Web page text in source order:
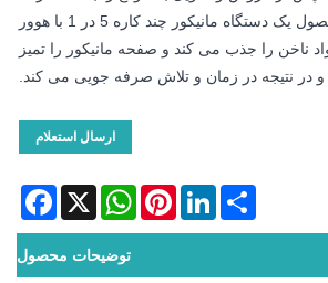
خواهیم داد. این محصول یک دستگاه مانیکور چند کاره 5 در 1 با هوور
را جذب می کند و صفحه مانیکور را تمیز
و در نتیجه در زمان و تلاش صرفه جویی می کند.
ارسال استعلام
X
WhatsAppPinterestLinkedInShare
توضیحات محصول